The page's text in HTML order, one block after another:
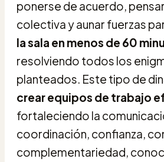
ponerse de acuerdo,
colectiva y aunar fuerzas
la sala en menos de 60
resolviendo todos los
planteados. Este tipo de
crearequipos de trabajo
fortaleciendo la
coordinación, confianza,
complementariedad,